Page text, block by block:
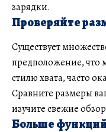
зарядки.
Проверяйте
Существует
предположение, что
стилю хвата, часто
Сравните размеры
изучите свежие
Больше